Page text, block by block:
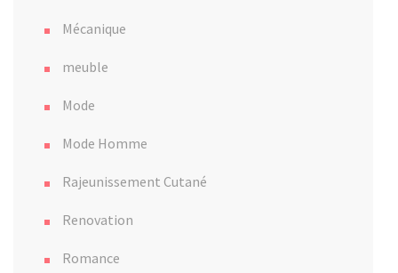
Mécanique
meuble
Mode
Mode Homme
Rajeunissement Cutané
Renovation
Romance